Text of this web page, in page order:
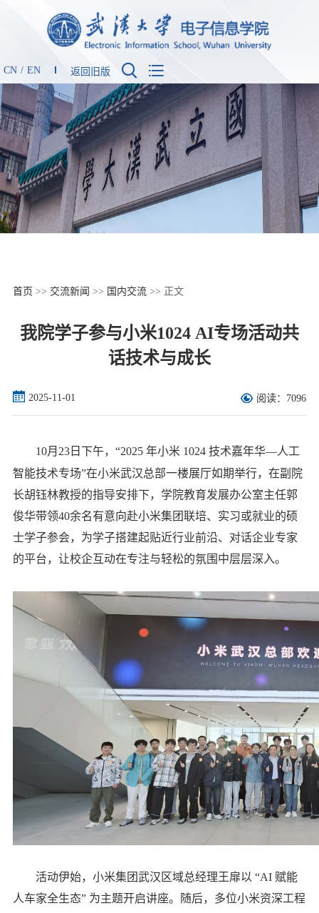
CN / EN 返回旧版  
首页 >> 交流新闻 >> 国内交流>> 正文
我院学子参与小米1024 AI专场活动共
话技术与成长
2025-11-01 阅读：7096
10月23日下午，“2025 年小米 1024 技术嘉年华—人工
智能技术专场”在小米武汉总部一楼展厅如期举行，在副院
长胡钰林教授的指导安排下，学院教育发展办公室主任郭
俊华带领40余名有意向赴小米集团联培、实习或就业的硕
士学子参会，为学子搭建起贴近行业前沿、对话企业专家
的平台，让校企互动在专注与轻松的氛围中层层深入。
活动伊始，小米集团武汉区域总经理王扉以 “AI 赋能
人车家全生态” 为主题开启讲座。随后，多位小米资深工程